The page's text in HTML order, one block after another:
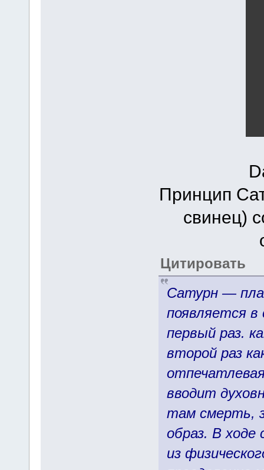
Принцип
свинец)
Цитировать
Сатурн —
появляется в
первый раз.
второй раз
вводит
там смерть,
образ. В ходе
из